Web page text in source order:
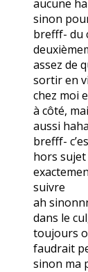
aucune
sinon
brefff- du
assez de
sortir en
chez moi
à côté,
aussi haha
brefff-
hors sujet
suivre
ah
dans le
toujours
faudrait
sinon ma